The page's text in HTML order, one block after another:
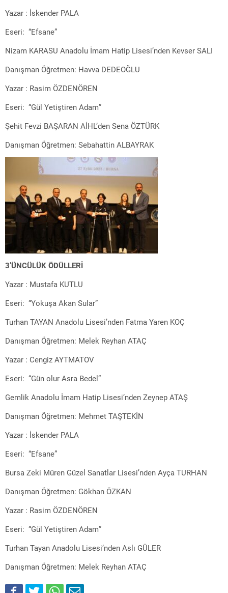
Yazar : İskender PALA
Eseri: “Efsane”
Nizam KARASU Anadolu İmam Hatip Lisesi’nden Kevser SALI
Danışman Öğretmen: Havva DEDEOĞLU
Yazar : Rasim ÖZDENÖREN
Eseri: “Gül Yetiştiren Adam”
Şehit Fevzi BAŞARAN AİHL’den Sena ÖZTÜRK
Danışman Öğretmen: Sebahattin ALBAYRAK
3’ÜNCÜLÜK ÖDÜLLERİ
Yazar : Mustafa KUTLU
Eseri: “Yokuşa Akan Sular”
Turhan TAYAN Anadolu Lisesi’nden Fatma Yaren KOÇ
Danışman Öğretmen: Melek Reyhan ATAÇ
Yazar : Cengiz AYTMATOV
Eseri: “Gün olur Asra Bedel”
Gemlik Anadolu İmam Hatip Lisesi’nden Zeynep ATAŞ
Danışman Öğretmen: Mehmet TAŞTEKİN
Yazar : İskender PALA
Eseri: “Efsane”
Bursa Zeki Müren Güzel Sanatlar Lisesi’nden Ayça TURHAN
Danışman Öğretmen: Gökhan ÖZKAN
Yazar : Rasim ÖZDENÖREN
Eseri: “Gül Yetiştiren Adam”
Turhan Tayan Anadolu Lisesi’nden Aslı GÜLER
Danışman Öğretmen: Melek Reyhan ATAÇ